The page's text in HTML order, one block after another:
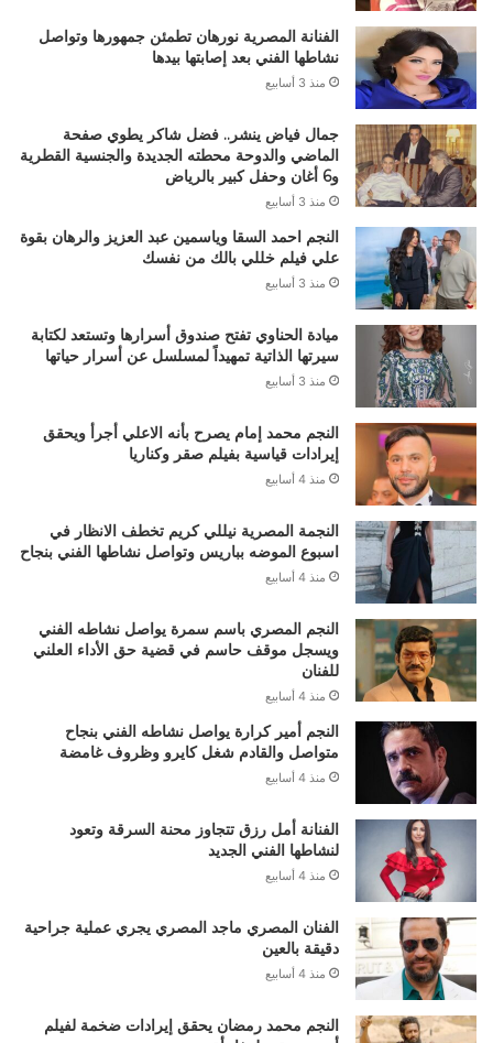
الفنانة المصرية نورهان تطمئن جمهورها وتواصل
نشاطها الفني بعد إصابتها بيدها
منذ 3 أسابيع
جمال فياض ينشر.. فضل شاكر يطوي صفحة
الماضي والدوحة محطته الجديدة والجنسية القطرية
و6 أغان وحفل كبير بالرياض
منذ 3 أسابيع
النجم احمد السقا وياسمين عبد العزيز والرهان بقوة
علي فيلم خللي بالك من نفسك
منذ 3 أسابيع
ميادة الحناوي تفتح صندوق أسرارها وتستعد لكتابة
سيرتها الذاتية تمهيداً لمسلسل عن أسرار حياتها
منذ 3 أسابيع
النجم محمد إمام يصرح بأنه الاعلي أجرأ ويحقق
إيرادات قياسية بفيلم صقر وكناريا
منذ 4 أسابيع
النجمة المصرية نيللي كريم تخطف الانظار في
اسبوع الموضه بباريس وتواصل نشاطها الفني بنجاح
منذ 4 أسابيع
النجم المصري باسم سمرة يواصل نشاطه الفني
ويسجل موقف حاسم في قضية حق الأداء العلني
للفنان
منذ 4 أسابيع
النجم أمير كرارة يواصل نشاطه الفني بنجاح
متواصل والقادم شغل كايرو وظروف غامضة
منذ 4 أسابيع
الفنانة أمل رزق تتجاوز محنة السرقة وتعود
لنشاطها الفني الجديد
منذ 4 أسابيع
الفنان المصري ماجد المصري يجري عملية جراحية
دقيقة بالعين
منذ 4 أسابيع
النجم محمد رمضان يحقق إيرادات ضخمة لفيلم